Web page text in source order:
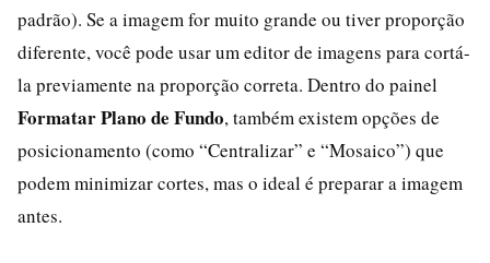
padrão). Se a imagem for muito grande ou tiver proporção
diferente, você pode usar um editor de imagens para cortá-
la previamente na proporção correta. Dentro do painel
Formatar Plano de Fundo, também existem opções de
posicionamento (como “Centralizar” e “Mosaico”) que
podem minimizar cortes, mas o ideal é preparar a imagem
antes.